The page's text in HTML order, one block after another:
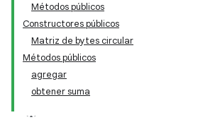
Métodos públicos
Constructores públicos
Matriz de bytes circular
Métodos públicos
agregar
obtener suma